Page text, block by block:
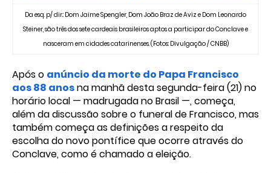
Da esq. p/ dir.: Dom Jaime Spengler, Dom João Braz de Aviz e Dom Leonardo
Steiner, são três dos sete cardeais brasileiros aptos a participar do Conclave e
nasceram em cidades catarinenses. (Fotos: Divulgação / CNBB)
Após o anúncio da morte do Papa Francisco
aos 88 anosna manhã desta segunda-feira (21) no
horário local — madrugada no Brasil —, começa,
além da discussão sobre o funeral de Francisco, mas
também começa as definições a respeito da
escolha do novo pontífice que ocorre através do
Conclave, como é chamado a eleição.